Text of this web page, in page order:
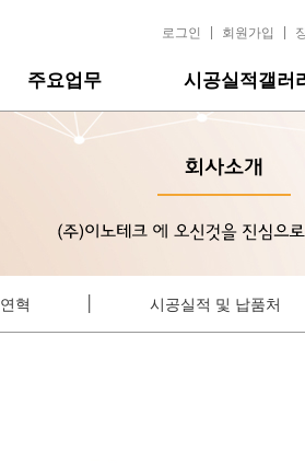
로그인 회원가입
주요업무 시공실적갤러
연혁 시공실적 및 납품처